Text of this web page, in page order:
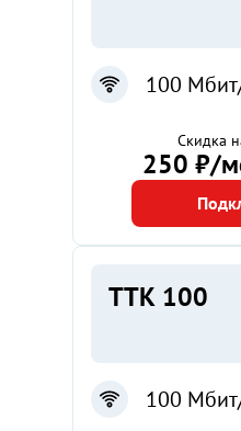
100
Скидка
250 ₽/
ТТК 100
100